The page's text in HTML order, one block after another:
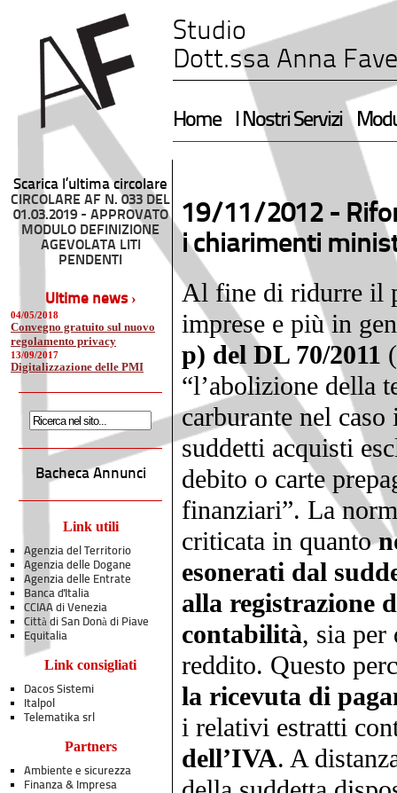
Studio
Dott.ssa Anna
Home I Nostri Servizi
Scarica l’ultima circolare
CIRCOLARE AF N. 033 DEL
01.03.2019 - APPROVATO
MODULO DEFINIZIONE
AGEVOLATA LITI
PENDENTI
Ultime news ›
04/05/2018
Convegno gratuito sul nuovo
regolamento privacy
13/09/2017
Digitalizzazione delle PMI
Bacheca Annunci
Link utili
Agenzia del Territorio
Agenzia delle Dogane
Agenzia delle Entrate
Banca d'Italia
CCIAA di Venezia
Città di San Donà di Piave
Equitalia
Link consigliati
Dacos Sistemi
Italpol
Telematika srl
Partners
Ambiente e sicurezza
Finanza & Impresa
19/11/2012 -
i chiarimenti
Al fine di ridurre il
imprese e più in
p) del DL 70/2011
“l’abolizione della
carburante nel
suddetti acquisti
debito o carte
finanziari”. La
criticata in quanto
esonerati dal
alla registrazione
contabilità, sia per
reddito. Questo
la ricevuta di
i relativi estratti
dell’IVA. A